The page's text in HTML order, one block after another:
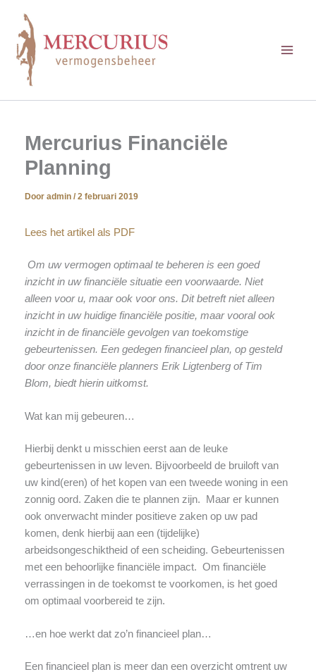
inhoud
Mercurius Financiële
Planning
Door admin / 2 februari 2019
Lees het artikel als PDF
Om uw vermogen optimaal te beheren is een goed
inzicht in uw financiële situatie een voorwaarde. Niet
alleen voor u, maar ook voor ons. Dit betreft niet alleen
inzicht in uw huidige financiële positie, maar vooral ook
inzicht in de financiële gevolgen van toekomstige
gebeurtenissen. Een gedegen financieel plan, op gesteld
door onze financiële planners Erik Ligtenberg of Tim
Blom, biedt hierin uitkomst.
Wat kan mij gebeuren…
Hierbij denkt u misschien eerst aan de leuke
gebeurtenissen in uw leven. Bijvoorbeeld de bruiloft van
uw kind(eren) of het kopen van een tweede woning in een
zonnig oord. Zaken die te plannen zijn. Maar er kunnen
ook onverwacht minder positieve zaken op uw pad
komen, denk hierbij aan een (tijdelijke)
arbeidsongeschiktheid of een scheiding. Gebeurtenissen
met een behoorlijke financiële impact. Om financiële
verrassingen in de toekomst te voorkomen, is het goed
om optimaal voorbereid te zijn.
…en hoe werkt dat zo’n financieel plan…
Een financieel plan is meer dan een overzicht omtrent uw